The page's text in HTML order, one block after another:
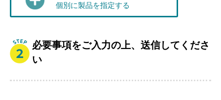
個別に製品を指定する
必要事項をご入力の上、送信してくださ
い